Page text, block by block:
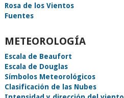
Rosa de los Vientos
Fuentes
METEOROLOGÍA
Escala de Beaufort
Escala de Douglas
Símbolos Meteorológicos
Clasificación de las Nubes